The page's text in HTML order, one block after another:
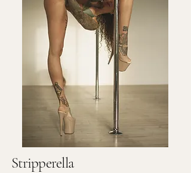
Stripperella